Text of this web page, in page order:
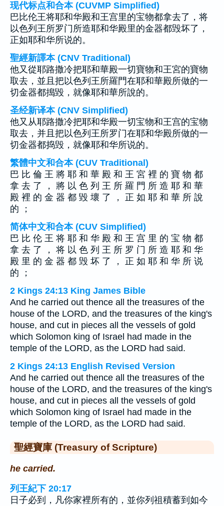
现代标点和合本 (CUVMP Simplified)
巴比伦王将耶和华殿和王宫里的宝物都拿去了，将
以色列王所罗门所造耶和华殿里的金器都毁坏了，
正如耶和华所说的。
聖經新譯本 (CNV Traditional)
他又從耶路撒冷把耶和華殿一切寶物和王宮的寶物
取去，並且把以色列王所羅門在耶和華殿所做的一
切金器都搗毀，就像耶和華所說的。
圣经新译本 (CNV Simplified)
他又从耶路撒冷把耶和华殿一切宝物和王宫的宝物
取去，并且把以色列王所罗门在耶和华殿所做的一
切金器都捣毁，就像耶和华所说的。
繁體中文和合本 (CUV Traditional)
巴 比 倫 王 將 耶 和 華 殿 和 王 宮 裡 的 寶 物 都
拿 去 了 ， 將 以 色 列 王 所 羅 門 所 造 耶 和 華
殿 裡 的 金 器 都 毀 壞 了 ， 正 如 耶 和 華 所 說
的 ；
简体中文和合本 (CUV Simplified)
巴 比 伦 王 将 耶 和 华 殿 和 王 宫 里 的 宝 物 都
拿 去 了 ， 将 以 色 列 王 所 罗 门 所 造 耶 和 华
殿 里 的 金 器 都 毁 坏 了 ， 正 如 耶 和 华 所 说
的 ；
2 Kings 24:13 King James Bible
And he carried out thence all the treasures of the
house of the LORD, and the treasures of the king's
house, and cut in pieces all the vessels of gold
which Solomon king of Israel had made in the
temple of the LORD, as the LORD had said.
2 Kings 24:13 English Revised Version
And he carried out thence all the treasures of the
house of the LORD, and the treasures of the king's
house, and cut in pieces all the vessels of gold
which Solomon king of Israel had made in the
temple of the LORD, as the LORD had said.
聖經寶庫 (Treasury of Scripture)
he carried.
列王紀下 20:17
日子必到，凡你家裡所有的，並你列祖積蓄到如今